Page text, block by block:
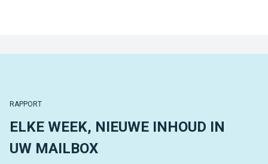
RAPPORT
ELKE WEEK, NIEUWE INHOUD IN
UW MAILBOX